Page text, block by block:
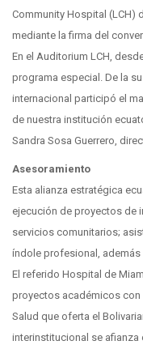
Community Hospital (LCH)
mediante la firma del
En el Auditorium LCH,
programa especial. De la
internacional participó el
de nuestra institución
Sandra Sosa Guerrero,
Asesoramiento
Esta alianza estratégica
ejecución de proyectos de
servicios comunitarios;
índole profesional, además
El referido Hospital de
proyectos académicos con
Salud que oferta el
interinstitucional se afianza